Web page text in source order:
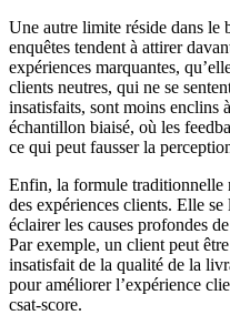
Une autre limite réside dans le
enquêtes tendent à attirer
expériences marquantes,
clients neutres, qui ne se
insatisfaits, sont moins enclins
échantillon biaisé, où les
ce qui peut fausser la
Enfin, la formule traditionnelle
des expériences clients. Elle
éclairer les causes profondes
Par exemple, un client peut
insatisfait de la qualité de la
pour améliorer l’expérience
csat-score.